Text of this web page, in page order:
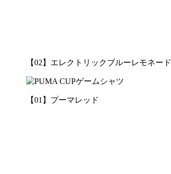
【02】エレクトリックブルーレモネード
【01】プーマレッド